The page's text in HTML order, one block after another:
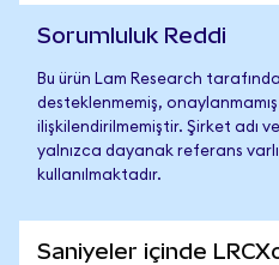
Sorumluluk Reddi
Bu ürün Lam Research
desteklenmemiş,
ilişkilendirilmemiştir. Şirket adı
yalnızca dayanak referans
kullanılmaktadır.
Saniyeler içinde